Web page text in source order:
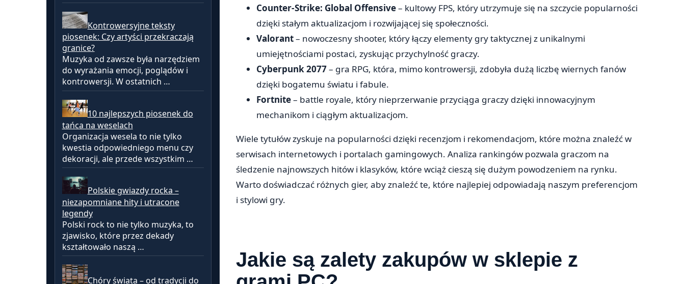
Kontrowersyjne teksty
piosenek: Czy artyści przekraczają
granice?
Muzyka od zawsze była narzędziem
do wyrażania emocji, poglądów i
kontrowersji. W ostatnich …
10 najlepszych piosenek do
tańca na weselach
Organizacja wesela to nie tylko
kwestia odpowiedniego menu czy
dekoracji, ale przede wszystkim …
Polskie gwiazdy rocka –
niezapomniane hity i utracone
legendy
Polski rock to nie tylko muzyka, to
zjawisko, które przez dekady
kształtowało naszą …
Chóry świata – od tradycji do
Counter-Strike: Global Offensive– kultowy FPS, który utrzymuje się na szczycie popularności
dzięki stałym aktualizacjom i rozwijającej się społeczności.
Valorant– nowoczesny shooter, który łączy elementy gry taktycznej z unikalnymi
umiejętnościami postaci, zyskując przychylność graczy.
Cyberpunk 2077– gra RPG, która, mimo kontrowersji, zdobyła dużą liczbę wiernych fanów
dzięki bogatemu światu i fabule.
Fortnite– battle royale, który nieprzerwanie przyciąga graczy dzięki innowacyjnym
mechanikom i ciągłym aktualizacjom.
Wiele tytułów zyskuje na popularności dzięki recenzjom i rekomendacjom, które można znaleźć w
serwisach internetowych i portalach gamingowych. Analiza rankingów pozwala graczom na
śledzenie najnowszych hitów i klasyków, które wciąż cieszą się dużym powodzeniem na rynku.
Warto doświadczać różnych gier, aby znaleźć te, które najlepiej odpowiadają naszym preferencjom
i stylowi gry.
Jakie są zalety zakupów w sklepie z